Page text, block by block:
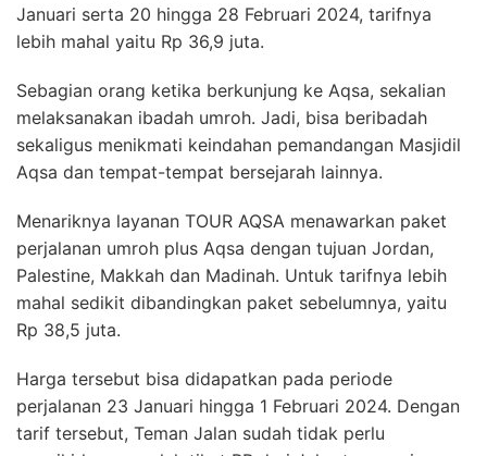
Januari serta 20 hingga 28 Februari 2024, tarifnya
lebih mahal yaitu Rp 36,9 juta.
Sebagian orang ketika berkunjung ke Aqsa, sekalian
melaksanakan ibadah umroh. Jadi, bisa beribadah
sekaligus menikmati keindahan pemandangan Masjidil
Aqsa dan tempat-tempat bersejarah lainnya.
Menariknya layanan TOUR AQSA menawarkan paket
perjalanan umroh plus Aqsa dengan tujuan Jordan,
Palestine, Makkah dan Madinah. Untuk tarifnya lebih
mahal sedikit dibandingkan paket sebelumnya, yaitu
Rp 38,5 juta.
Harga tersebut bisa didapatkan pada periode
perjalanan 23 Januari hingga 1 Februari 2024. Dengan
tarif tersebut, Teman Jalan sudah tidak perlu